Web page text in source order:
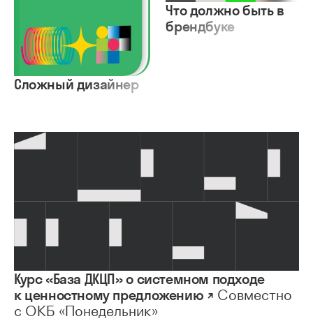
Курс «База ДКЦП» о системном подходе
к ценностному предложению ↗ Совместно
с ОКБ «Понедельник»
Сложный дизайнер
Что должно быть в
брендбуке